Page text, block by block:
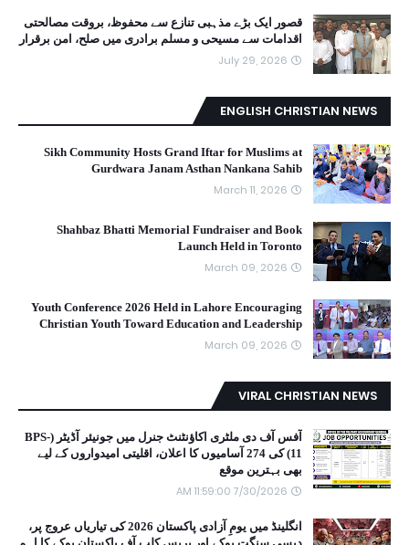
قصور ایک بڑے مذہبی تنازع سے محفوظ، بروقت مصالحتی
اقدامات سے مسیحی و مسلم برادری میں صلح، امن برقرار
July 29, 2026
ENGLISH CHRISTIAN NEWS
Sikh Community Hosts Grand Iftar for Muslims at
Gurdwara Janam Asthan Nankana Sahib
March 11, 2026
Shahbaz Bhatti Memorial Fundraiser and Book
Launch Held in Toronto
March 09, 2026
Youth Conference 2026 Held in Lahore Encouraging
Christian Youth Toward Education and Leadership
March 09, 2026
VIRAL CHRISTIAN NEWS
آفس آف دی ملٹری اکاؤنٹنٹ جنرل میں جونیئر آڈیٹر (BPS-
11) کی 274 آسامیوں کا اعلان، اقلیتی امیدواروں کے لیے
بھی بہترین موقع
7/30/2026 11:59:00 AM
انگلینڈ میں یومِ آزادی پاکستان 2026 کی تیاریاں عروج پر،